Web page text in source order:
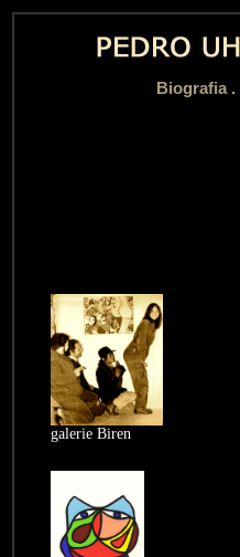
Biografia .
galerie Biren